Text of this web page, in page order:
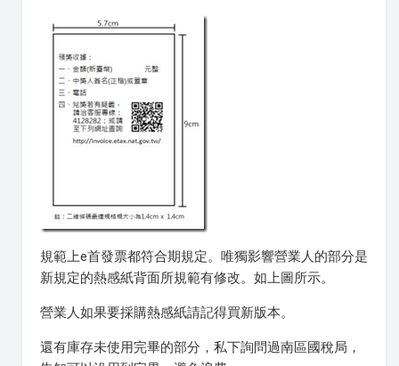
規範上e首發票都符合期規定。唯獨影響營業人的部分是
新規定的熱感紙背面所規範有修改。如上圖所示。
營業人如果要採購熱感紙請記得買新版本。
還有庫存未使用完畢的部分，私下詢問過南區國稅局，